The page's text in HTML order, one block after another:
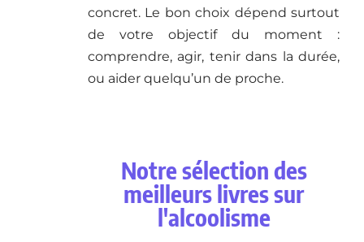
concret. Le bon choix dépend surtout
de votre objectif du moment :
comprendre, agir, tenir dans la durée,
ou aider quelqu’un de proche.
Notre sélection des
meilleurs livres sur
l'alcoolisme